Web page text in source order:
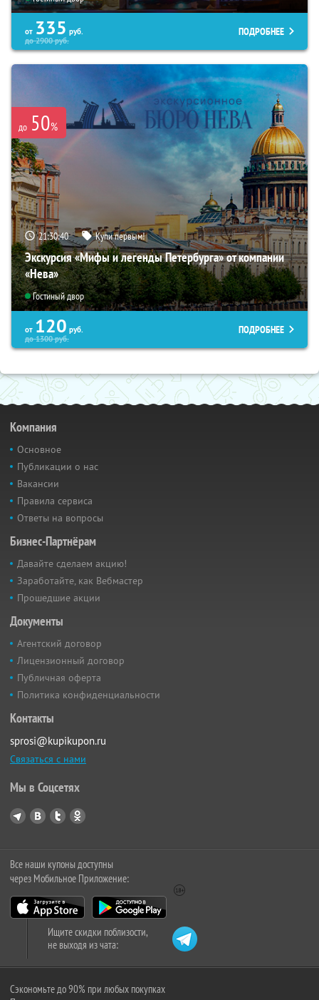
от 335 руб.
до2900руб.
ПОДРОБНЕЕ
до 50%
21:30:39 Купи первым!
Экскурсия «Мифы и легенды Петербурга» от компании
«Нева»
Гостиный двор
от 120 руб.
до1300руб.
ПОДРОБНЕЕ
Компания
Основное
Публикации о нас
Вакансии
Правила сервиса
Ответы на вопросы
Бизнес-Партнёрам
Давайте сделаем акцию!
Заработайте, как Вебмастер
Прошедшие акции
Документы
Агентский договор
Лицензионный договор
Публичная оферта
Политика конфиденциальности
Контакты
sprosi@kupikupon.ru
Связаться с нами
Мы в Соцсетях
Все наши купоны доступны
через Мобильное Приложение:
Ищите скидки поблизости,
не выходя из чата:
Сэкономьте до 90% при любых покупках